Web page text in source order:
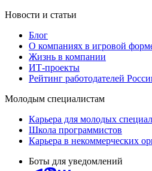
Новости и статьи
Блог
О компаниях в игровой
Жизнь в компании
ИТ-проекты
Рейтинг работодателей
Молодым специалистам
Карьера для молодых
Школа программистов
Карьера в некоммерческих
Боты для уведомлений